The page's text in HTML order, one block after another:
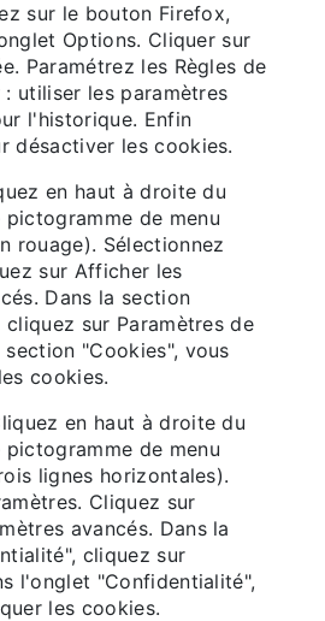
sur le bouton Firefox,
Options. Cliquer sur
Paramétrez les Règles de
utiliser les paramètres
l'historique. Enfin
désactiver les cookies.
en haut à droite du
de menu
rouage). Sélectionnez
sur Afficher les
Dans la section
sur Paramètres de
"Cookies", vous
cookies.
en haut à droite du
de menu
lignes horizontales).
Cliquez sur
avancés. Dans la
cliquez sur
l'onglet "Confidentialité",
les cookies.